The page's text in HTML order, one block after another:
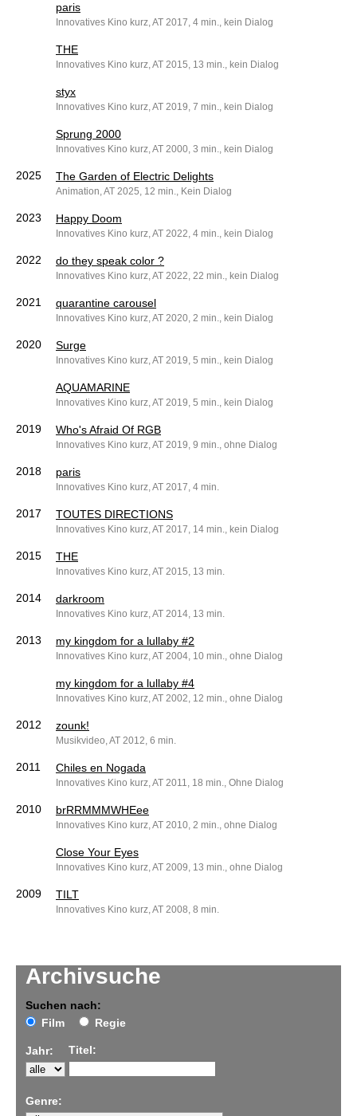
Archivsuche
Suchen nach:
Film
Regie
Jahr: Titel:
Genre:
paris
Innovatives Kino kurz, AT 2017, 4 min., kein Dialog
THE
Innovatives Kino kurz, AT 2015, 13 min., kein Dialog
styx
Innovatives Kino kurz, AT 2019, 7 min., kein Dialog
Sprung 2000
Innovatives Kino kurz, AT 2000, 3 min., kein Dialog
2025 The Garden of Electric Delights
Animation, AT 2025, 12 min., Kein Dialog
2023 Happy Doom
Innovatives Kino kurz, AT 2022, 4 min., kein Dialog
2022 do they speak color ?
Innovatives Kino kurz, AT 2022, 22 min., kein Dialog
2021 quarantine carousel
Innovatives Kino kurz, AT 2020, 2 min., kein Dialog
2020 Surge
Innovatives Kino kurz, AT 2019, 5 min., kein Dialog
AQUAMARINE
Innovatives Kino kurz, AT 2019, 5 min., kein Dialog
2019 Who's Afraid Of RGB
Innovatives Kino kurz, AT 2019, 9 min., ohne Dialog
2018 paris
Innovatives Kino kurz, AT 2017, 4 min.
2017 TOUTES DIRECTIONS
Innovatives Kino kurz, AT 2017, 14 min., kein Dialog
2015 THE
Innovatives Kino kurz, AT 2015, 13 min.
2014 darkroom
Innovatives Kino kurz, AT 2014, 13 min.
2013 my kingdom for a lullaby #2
Innovatives Kino kurz, AT 2004, 10 min., ohne Dialog
my kingdom for a lullaby #4
Innovatives Kino kurz, AT 2002, 12 min., ohne Dialog
2012 zounk!
Musikvideo, AT 2012, 6 min.
2011 Chiles en Nogada
Innovatives Kino kurz, AT 2011, 18 min., Ohne Dialog
2010 brRRMMMWHEee
Innovatives Kino kurz, AT 2010, 2 min., ohne Dialog
Close Your Eyes
Innovatives Kino kurz, AT 2009, 13 min., ohne Dialog
2009 TILT
Innovatives Kino kurz, AT 2008, 8 min.